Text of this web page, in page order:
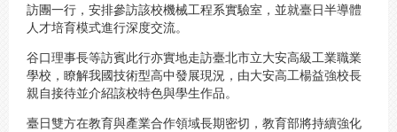
訪團一行，安排參訪該校機械工程系實驗室，並就臺日半導體
人才培育模式進行深度交流。
谷口理事長等訪賓此行亦實地走訪臺北市立大安高級工業職業
學校，瞭解我國技術型高中發展現況，由大安高工楊益強校長
親自接待並介紹該校特色與學生作品。
臺日雙方在教育與產業合作領域長期密切，教育部將持續強化